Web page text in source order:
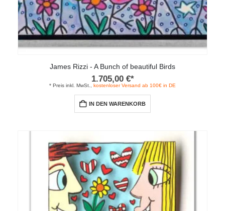
James Rizzi - A Bunch of beautiful Birds
1.705,00 €*
* Preis inkl. MwSt., kostenloser Versand ab 100€ in DE
IN DEN WARENKORB